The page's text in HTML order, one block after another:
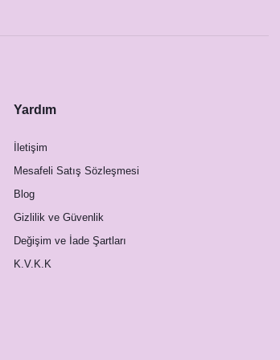
Yardım
İletişim
Mesafeli Satış Sözleşmesi
Blog
Gizlilik ve Güvenlik
Değişim ve İade Şartları
K.V.K.K